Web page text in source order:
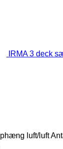
IRMA 3 deck
luft/luft